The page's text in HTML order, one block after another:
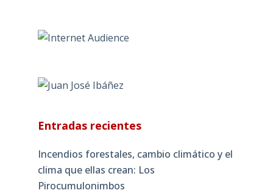
Entradas recientes
Incendios forestales, cambio climático y el
clima que ellas crean: Los
Pirocumulonimbos